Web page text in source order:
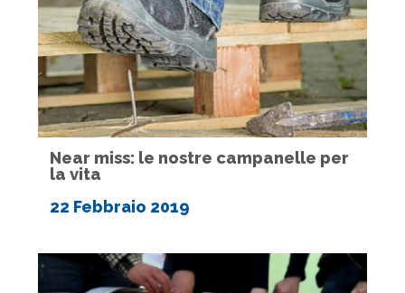
Near miss: le nostre campanelle per
la vita
22 Febbraio 2019